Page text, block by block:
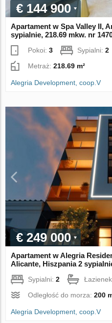
€ 144 900
Apartament w Spa Valley II,
sypialnie, 218.69 mkw. nr
Pokoi:3 Sypialni:2
Metraż:218.69 m²
Alegria Development, coop.V
€ 249 000
Apartament w Alegria
Alicante, Hiszpania 2
Sypialni:2
Odległość do morza:200
Alegria Development, coop.V